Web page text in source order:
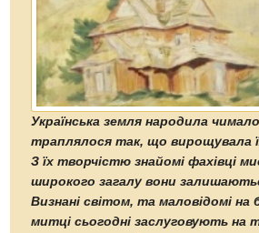
Українська земля народила
траплялося так, що вирощувала
З їх творчістю знайомі фахівці
широкого загалу вони
Визнані світом, та маловідомі на
митці сьогодні заслуговують на